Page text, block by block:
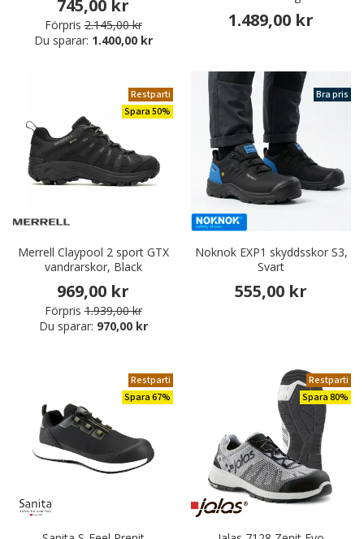
745,00 kr
Förpris 2.145,00 kr
Du sparar: 1.400,00 kr
1.489,00 kr
Restparti
Spara 50%
Merrell Claypool 2 sport GTX
vandrarskor, Black
969,00 kr
Förpris 1.939,00 kr
Du sparar: 970,00 kr
Bra pris
Noknok EXP1 skyddsskor S3,
Svart
555,00 kr
Restparti
Spara 67%
Restparti
Spara 80%